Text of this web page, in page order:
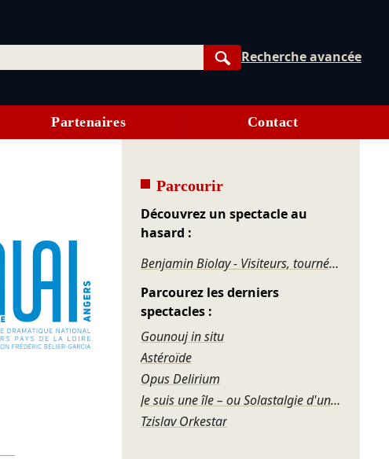
Rechercher
Recherche avancée
Partenaires Contact
Parcourir
Découvrez un spectacle au
hasard :
Benjamin Biolay - Visiteurs, tournée acoustique
Parcourez les derniers
spectacles :
Gounouj in situ
Astéroïde
Opus Delirium
Je suis une île – ou Solastalgie d'une étoile de mer
Tzislav Orkestar